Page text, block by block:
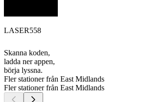
LASER558
Skanna koden,
ladda ner appen,
börja lyssna.
Fler stationer från East Midlands
Fler stationer från East Midlands